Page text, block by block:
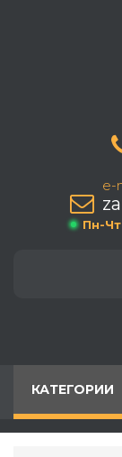
e-
Пн-Чт
КАТЕГОРИИ